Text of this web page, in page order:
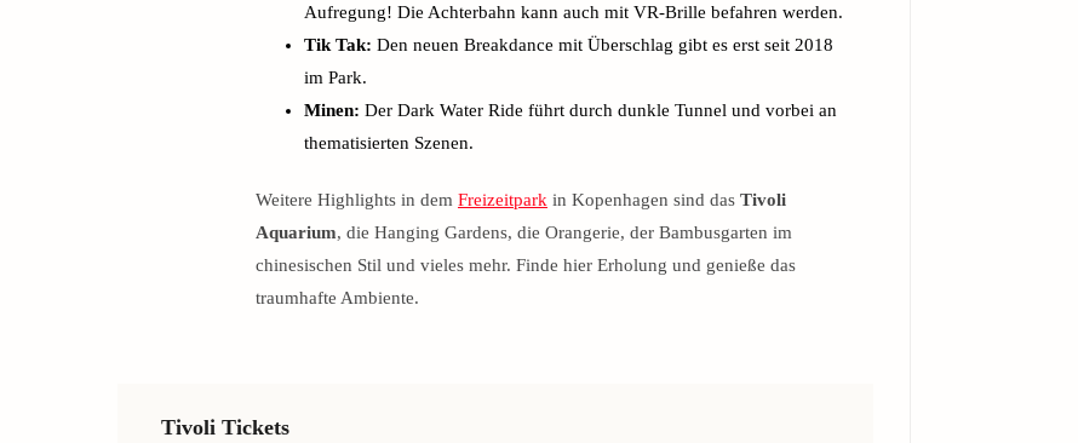
Aufregung! Die Achterbahn kann auch mit VR-Brille befahren werden.
Tik Tak: Den neuen Breakdance mit Überschlag gibt es erst seit 2018
im Park.
Minen: Der Dark Water Ride führt durch dunkle Tunnel und vorbei an
thematisierten Szenen.
Weitere Highlights in dem Freizeitpark in Kopenhagen sind das Tivoli
Aquarium, die Hanging Gardens, die Orangerie, der Bambusgarten im
chinesischen Stil und vieles mehr. Finde hier Erholung und genieße das
traumhafte Ambiente.
Tivoli Tickets